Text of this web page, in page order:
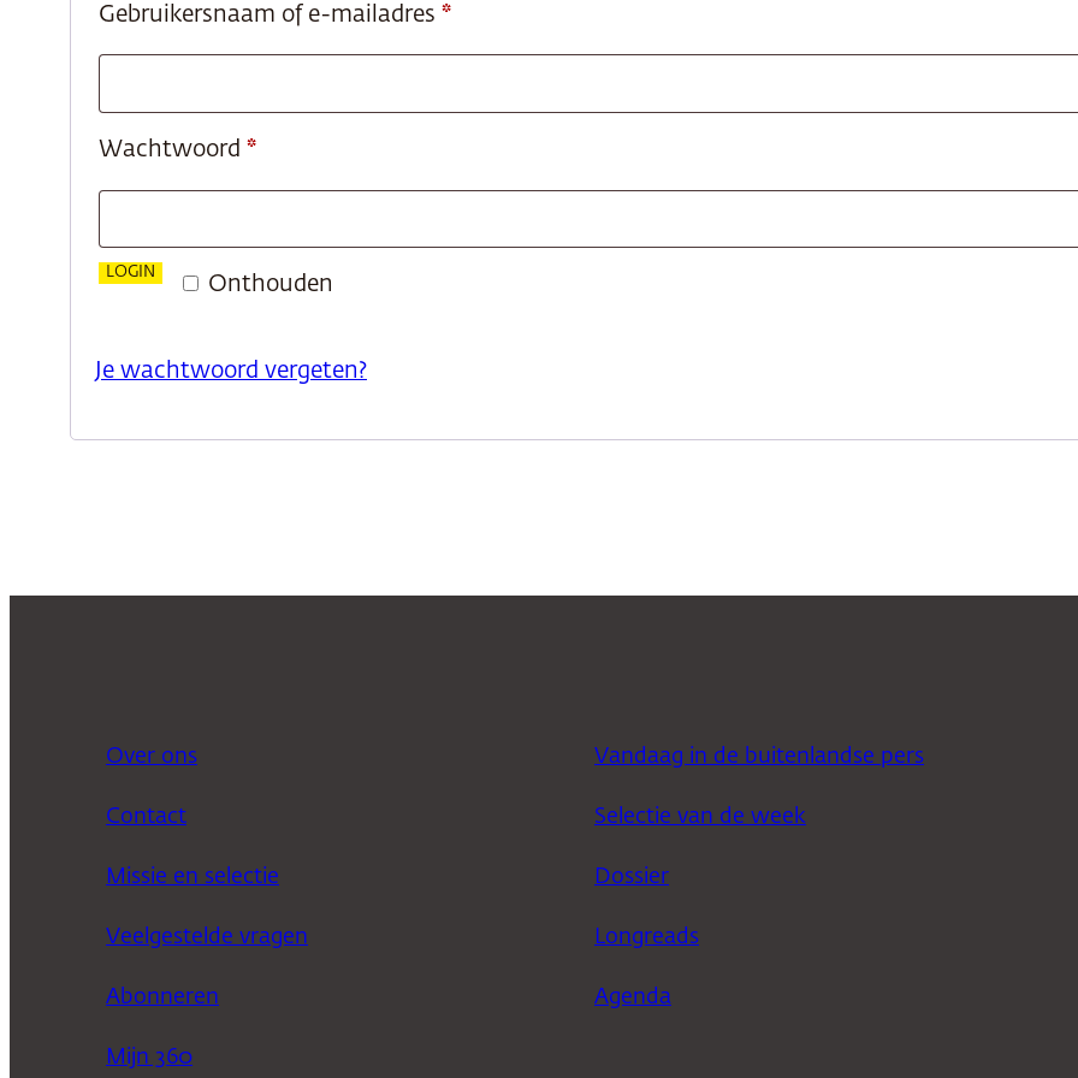
Gebruikersnaam of e-mailadres *Vereist
Wachtwoord *Vereist
Onthouden
LOGIN
Je wachtwoord vergeten?
Over ons
Contact
Missie en selectie
Veelgestelde vragen
Abonneren
Mijn 360
Vandaag in de buitenlandse pers
Selectie van de week
Dossier
Longreads
Agenda